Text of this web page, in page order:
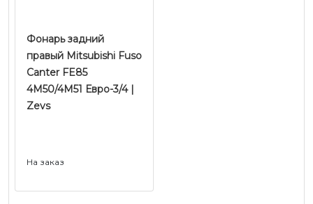
Фонарь задний
правый Mitsubishi Fuso
Canter FE85
4M50/4M51 Евро-3/4 |
Zevs
На заказ